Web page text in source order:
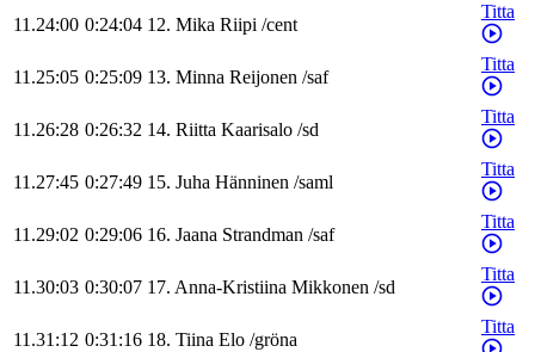
11.24:00 0:24:04 12. Mika Riipi /cent
Titta
11.25:05 0:25:09 13. Minna Reijonen /saf
Titta
11.26:28 0:26:32 14. Riitta Kaarisalo /sd
Titta
11.27:45 0:27:49 15. Juha Hänninen /saml
Titta
11.29:02 0:29:06 16. Jaana Strandman /saf
Titta
11.30:03 0:30:07 17. Anna-Kristiina Mikkonen /sd
Titta
11.31:12 0:31:16 18. Tiina Elo /gröna
Titta